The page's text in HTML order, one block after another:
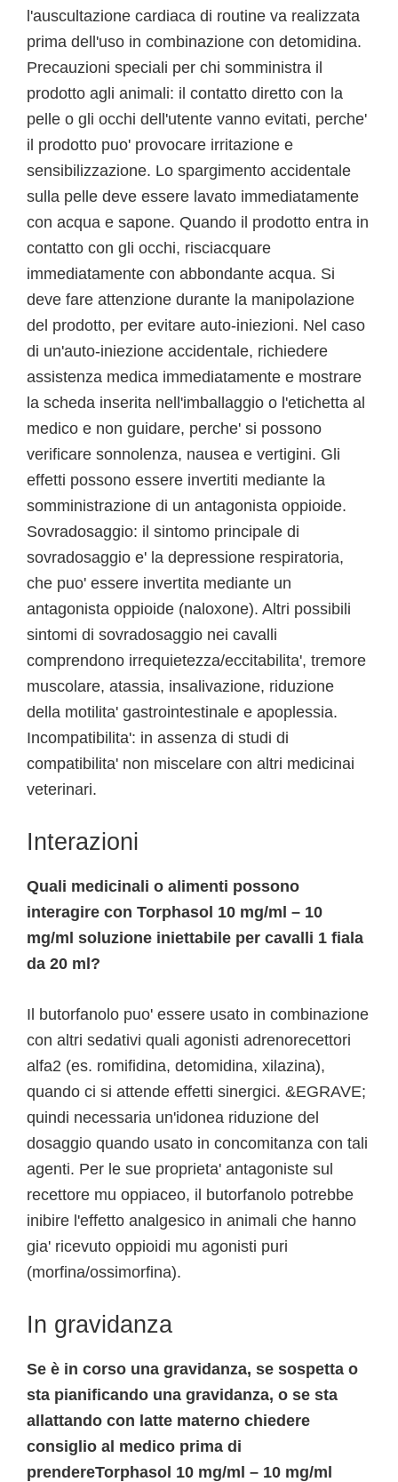
l'auscultazione cardiaca di routine va realizzata
prima dell'uso in combinazione con detomidina.
Precauzioni speciali per chi somministra il
prodotto agli animali: il contatto diretto con la
pelle o gli occhi dell'utente vanno evitati, perche'
il prodotto puo' provocare irritazione e
sensibilizzazione. Lo spargimento accidentale
sulla pelle deve essere lavato immediatamente
con acqua e sapone. Quando il prodotto entra in
contatto con gli occhi, risciacquare
immediatamente con abbondante acqua. Si
deve fare attenzione durante la manipolazione
del prodotto, per evitare auto-iniezioni. Nel caso
di un'auto-iniezione accidentale, richiedere
assistenza medica immediatamente e mostrare
la scheda inserita nell'imballaggio o l'etichetta al
medico e non guidare, perche' si possono
verificare sonnolenza, nausea e vertigini. Gli
effetti possono essere invertiti mediante la
somministrazione di un antagonista oppioide.
Sovradosaggio: il sintomo principale di
sovradosaggio e' la depressione respiratoria,
che puo' essere invertita mediante un
antagonista oppioide (naloxone). Altri possibili
sintomi di sovradosaggio nei cavalli
comprendono irrequietezza/eccitabilita', tremore
muscolare, atassia, insalivazione, riduzione
della motilita' gastrointestinale e apoplessia.
Incompatibilita': in assenza di studi di
compatibilita' non miscelare con altri medicinai
veterinari.
Interazioni
Quali medicinali o alimenti possono
interagire con Torphasol 10 mg/ml – 10
mg/ml soluzione iniettabile per cavalli 1 fiala
da 20 ml?
Il butorfanolo puo' essere usato in combinazione
con altri sedativi quali agonisti adrenorecettori
alfa2 (es. romifidina, detomidina, xilazina),
quando ci si attende effetti sinergici. &EGRAVE;
quindi necessaria un'idonea riduzione del
dosaggio quando usato in concomitanza con tali
agenti. Per le sue proprieta' antagoniste sul
recettore mu oppiaceo, il butorfanolo potrebbe
inibire l'effetto analgesico in animali che hanno
gia' ricevuto oppioidi mu agonisti puri
(morfina/ossimorfina).
In gravidanza
Se è in corso una gravidanza, se sospetta o
sta pianificando una gravidanza, o se sta
allattando con latte materno chiedere
consiglio al medico prima di
prendereTorphasol 10 mg/ml – 10 mg/ml